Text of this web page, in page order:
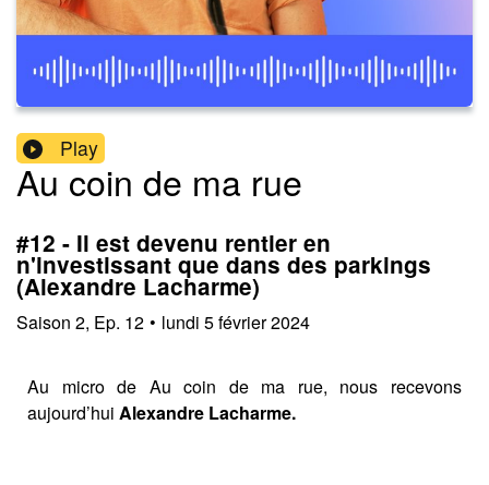
Play
Au coin de ma rue
#12 - Il est devenu rentier en
n'investissant que dans des parkings
(Alexandre Lacharme)
Saison 2, Ep. 12 • lundi 5 février 2024
Au micro de Au coin de ma rue, nous recevons
aujourd’hui Alexandre Lacharme.